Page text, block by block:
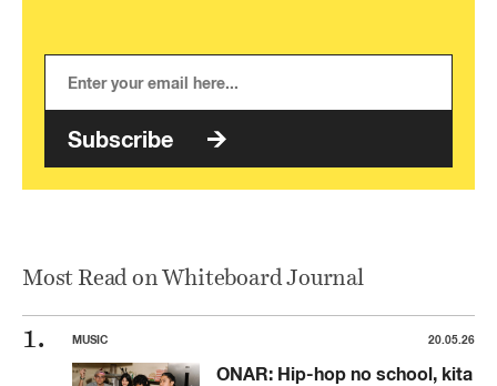
Subscribe
Most Read on Whiteboard Journal
MUSIC 20.05.26
ONAR: Hip-hop no school, kita